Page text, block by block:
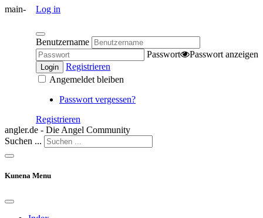
Log in
Benutzername
Passwort
Passwort anzeigen
Login
Registrieren
Angemeldet bleiben
Passwort vergessen?
Registrieren
main-
angler.de - Die Angel Community
Suchen ...
Kunena Menu